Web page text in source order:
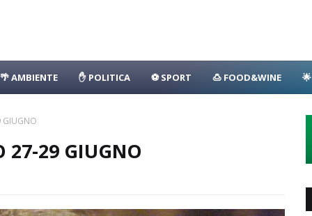
🌴 AMBIENTE ✋ POLITICA ⚽ SPORT 🍮 FOOD&WINE
GIUGNO
27-29 GIUGNO